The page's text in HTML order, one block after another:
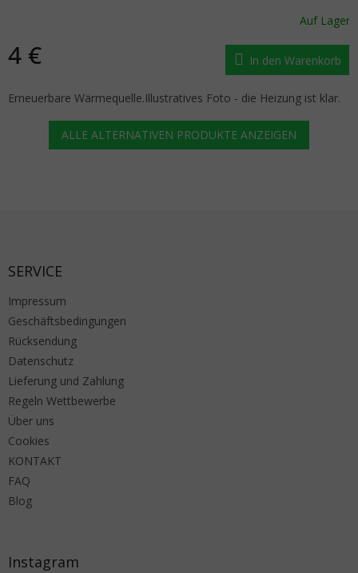
Auf Lager
4 € In den Warenkorb
Erneuerbare Wärmequelle.Illustratives Foto - die Heizung ist klar.
ALLE ALTERNATIVEN PRODUKTE ANZEIGEN
SERVICE
Impressum
Geschäftsbedingungen
Rücksendung
Datenschutz
Lieferung und Zahlung
Regeln Wettbewerbe
Über uns
Cookies
KONTAKT
FAQ
Blog
Instagram